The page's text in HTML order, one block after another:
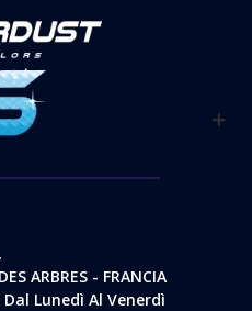
ARBRES - FRANCIA
Lunedì Al Venerdì